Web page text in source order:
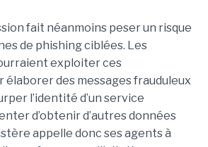
fait néanmoins peser un risque
de phishing ciblées. Les
exploiter ces
des messages frauduleux
l’identité d’un service
d’obtenir d’autres données
appelle donc ses agents à